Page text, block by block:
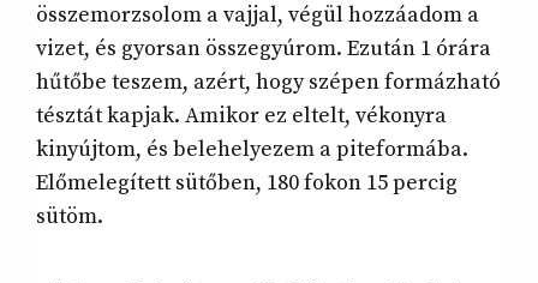
összemorzsolom a vajjal, végül hozzáadom a
vizet, és gyorsan összegyúrom. Ezután 1 órára
hűtőbe teszem, azért, hogy szépen formázható
tésztát kapjak. Amikor ez eltelt, vékonyra
kinyújtom, és belehelyezem a piteformába.
Előmelegített sütőben, 180 fokon 15 percig
sütöm.